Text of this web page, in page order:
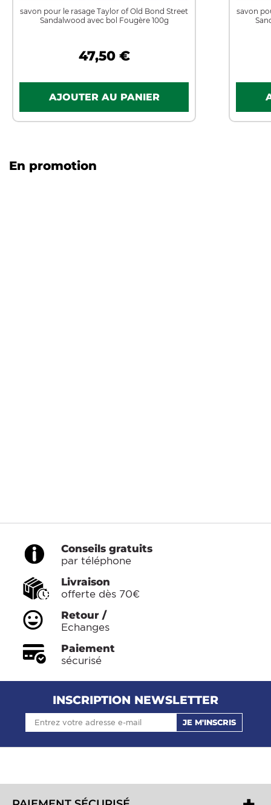
savon pour le rasage Taylor of Old Bond Street
Sandalwood avec bol Fougère 100g
47,50 €
savon
En promotion
Conseils gratuits
par téléphone
Livraison
offerte dès 70€
Retour /
Echanges
Paiement
sécurisé
INSCRIPTION NEWSLETTER
JE M'INSCRIS